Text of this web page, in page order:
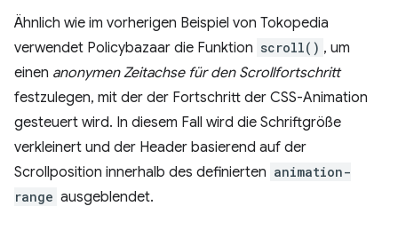
Ähnlich wie im vorherigen Beispiel von Tokopedia
verwendet Policybazaar die Funktion scroll() , um
einen anonymen Zeitachse für den Scrollfortschritt
festzulegen, mit der der Fortschritt der CSS-Animation
gesteuert wird. In diesem Fall wird die Schriftgröße
verkleinert und der Header basierend auf der
Scrollposition innerhalb des definierten animation-
range ausgeblendet.